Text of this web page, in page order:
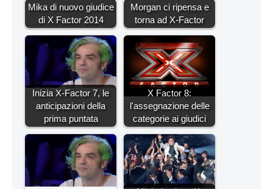
Mika di nuovo giudice
di X Factor 2014
Morgan ci ripensa e
torna ad X-Factor
Inizia X-Factor 7, le
anticipazioni della
prima puntata
X Factor 8:
l'assegnazione delle
categorie ai giudici